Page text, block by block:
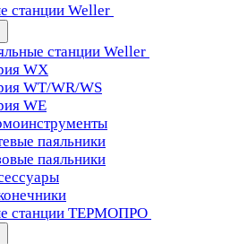
станции Weller
станции Weller
WX
WT/WR/WS
WE
паяльники
паяльники
станции ТЕРМОПРО